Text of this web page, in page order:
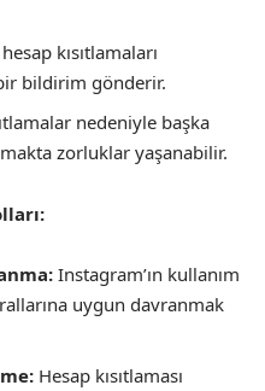
kısıtlamaları
bildirim gönderir.
nedeniyle başka
zorluklar yaşanabilir.
Instagram’ın kullanım
uygun davranmak
Hesap kısıtlaması